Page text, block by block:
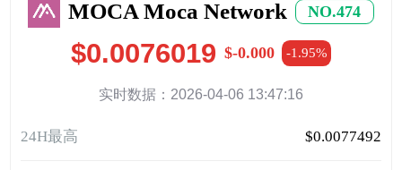
MOCA Moca Network NO.474
$0.0076019 $-0.000 -1.95%
实时数据：2026-04-06 13:47:16
24H最高 $0.0077492